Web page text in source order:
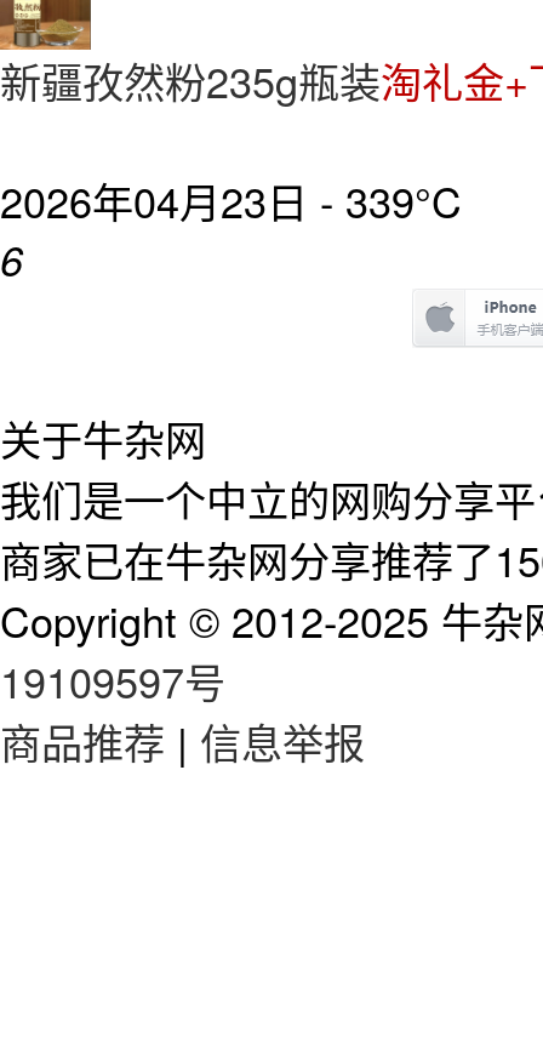
新疆孜然粉235g瓶装淘礼金
2026年04月23日 - 339°C
6
关于牛杂网
我们是一个中立的网购分享
商家已在牛杂网分享推荐了
Copyright © 2012-2025 牛
19109597号
商品推荐 | 信息举报